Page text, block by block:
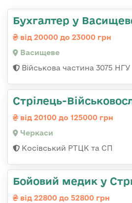
Бухгалтер у
від 20000 до 23000 грн
Васищеве
Військова частина 3075 НГУ
Стрілець-
від 20100 до 125000 грн
Черкаси
Косівський РТЦК та СП
Бойовий медик у
від 22800 до 52800 грн